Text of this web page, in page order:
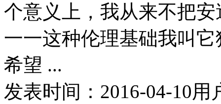
个意义上，我从来不把
一一这种伦理基础我叫
希望 ...
发表时间： 2016-04-10用